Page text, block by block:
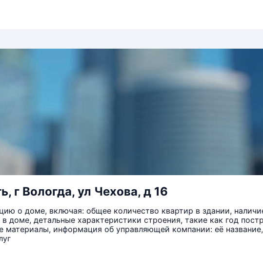
г Вологда, ул Чехова, д 16
о доме, включая: общее количество квартир в здании,
доме, детальные характеристики строения, такие как год
материалы, информация об управляющей компании: её